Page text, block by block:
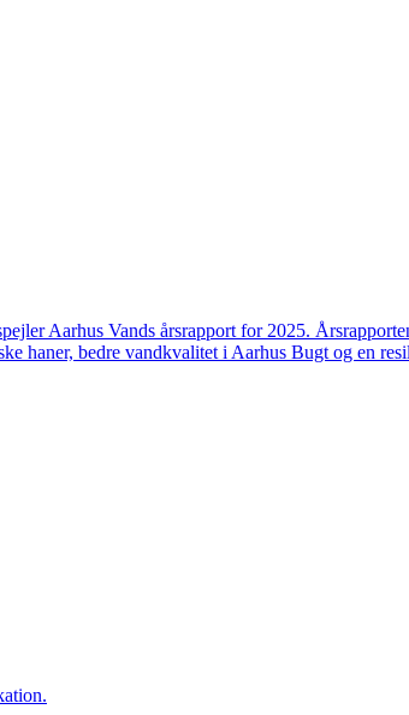
Aarhus Vands årsrapport for 2025.
haner, bedre vandkvalitet i Aarhus Bugt og en